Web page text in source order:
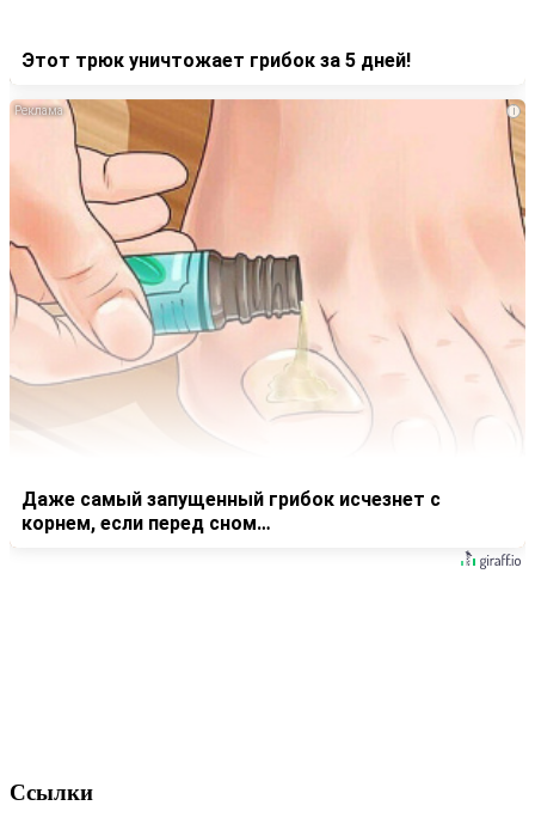
Этот трюк уничтожает грибок за 5 дней!
i
Даже самый запущенный грибок исчезнет с
корнем, если перед сном…
Ссылки